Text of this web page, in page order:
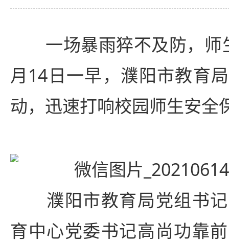
一场暴雨猝不及防，师
月14日一早，濮阳市教育
动，迅速打响校园师生安全
濮阳市教育局党组书记
育中心党委书记高尚功靠